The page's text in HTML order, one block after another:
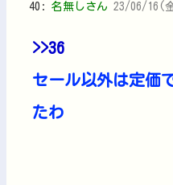
40: 名無しさん 23/06/16(
>>36
セール以外は定価
たわ